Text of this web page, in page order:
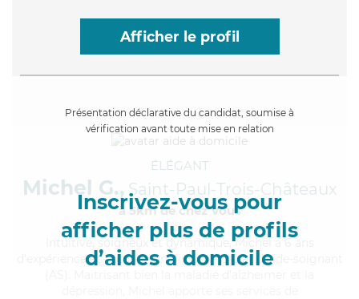
Afficher le profil
Présentation déclarative du candidat, soumise à
vérification avant toute mise en relation
Inscrivez-vous pour
afficher plus de profils
d’aides à domicile
ÉLÉGANT
Michel G., Saint-Paul-Trois-Châteaux
à 5km de chez Vous
, soigneux et dynamique, Michel a 6 ans
d'expérience et possède un diplôme d'Etat d'aide-soignant